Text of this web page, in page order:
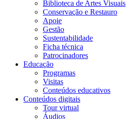
Biblioteca de Artes Visuais
Conservação e Restauro
Apoie
Gestão
Sustentabilidade
Ficha técnica
Patrocinadores
Educação
Programas
Visitas
Conteúdos educativos​
Conteúdos digitais
Tour virtual
Áudios